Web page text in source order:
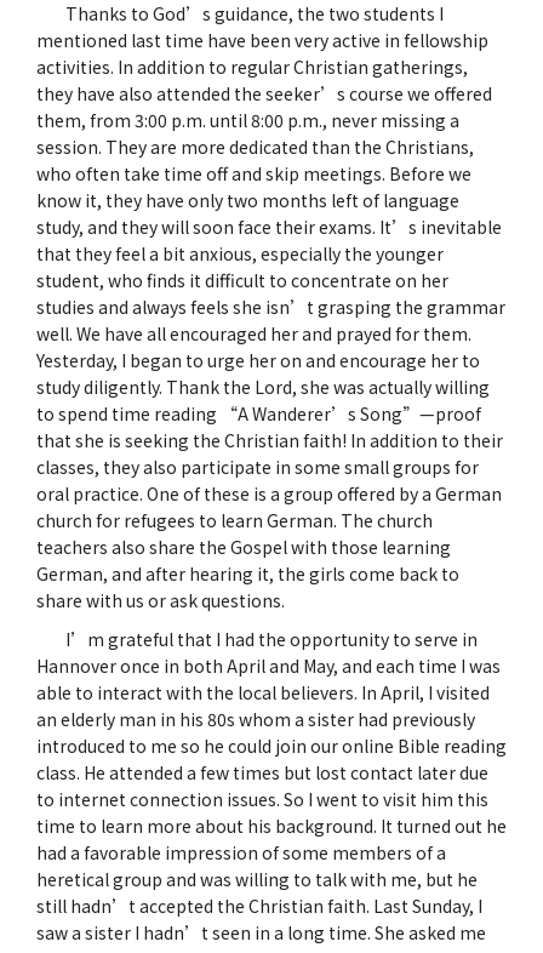
Thanks to God’s guidance, the two students I
mentioned last time have been very active in fellowship
activities. In addition to regular Christian gatherings,
they have also attended the seeker’s course we offered
them, from 3:00 p.m. until 8:00 p.m., never missing a
session. They are more dedicated than the Christians,
who often take time off and skip meetings. Before we
know it, they have only two months left of language
study, and they will soon face their exams. It’s inevitable
that they feel a bit anxious, especially the younger
student, who finds it difficult to concentrate on her
studies and always feels she isn’t grasping the grammar
well. We have all encouraged her and prayed for them.
Yesterday, I began to urge her on and encourage her to
study diligently. Thank the Lord, she was actually willing
to spend time reading “A Wanderer’s Song”—proof
that she is seeking the Christian faith! In addition to their
classes, they also participate in some small groups for
oral practice. One of these is a group offered by a German
church for refugees to learn German. The church
teachers also share the Gospel with those learning
German, and after hearing it, the girls come back to
share with us or ask questions.
I’m grateful that I had the opportunity to serve in
Hannover once in both April and May, and each time I was
able to interact with the local believers. In April, I visited
an elderly man in his 80s whom a sister had previously
introduced to me so he could join our online Bible reading
class. He attended a few times but lost contact later due
to internet connection issues. So I went to visit him this
time to learn more about his background. It turned out he
had a favorable impression of some members of a
heretical group and was willing to talk with me, but he
still hadn’t accepted the Christian faith. Last Sunday, I
saw a sister I hadn’t seen in a long time. She asked me